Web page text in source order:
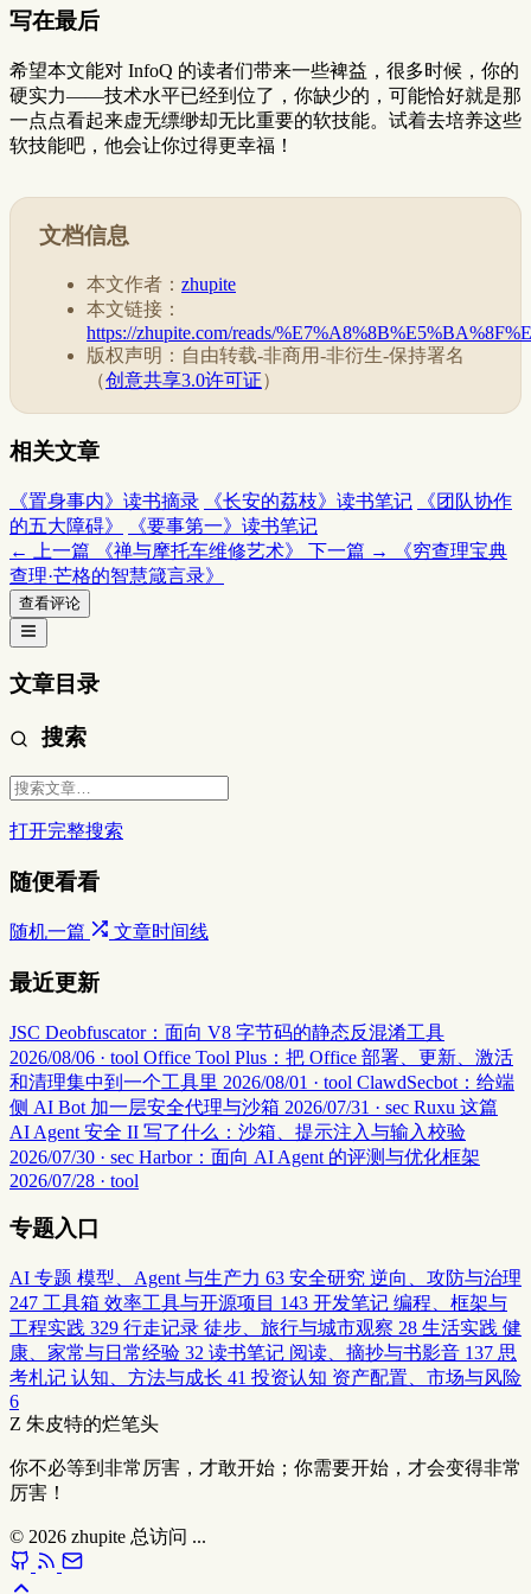
写在最后
希望本文能对 InfoQ 的读者们带来一些裨益，很多时候，你的
硬实力——技术水平已经到位了，你缺少的，可能恰好就是那
一点点看起来虚无缥缈却无比重要的软技能。试着去培养这些
软技能吧，他会让你过得更幸福！
文档信息
本文作者： zhupite
本文链接：
https://zhupite.com/reads/
版权声明：自由转载-非商用-非衍生-保持署名
（创意共享3.0许可证）
相关文章
《置身事内》读书摘录 《长安的荔枝》读书笔记
《团队协作
的五大障碍》
《要事第一》读书笔记
← 上一篇
《禅与摩托车维修艺术》 下一篇 →
《穷查理宝典
查理·芒格的智慧箴言录》
查看评论
文章目录
搜索
打开完整搜索
随便看看
随机一篇 文章时间线
最近更新
JSC Deobfuscator：面向 V8 字节码的静态反混淆工具
2026/08/06 · tool Office Tool Plus：把 Office 部署、更新、激活
和清理集中到一个工具里 2026/08/01 · tool ClawdSecbot：给端
侧 AI Bot 加一层安全代理与沙箱 2026/07/31 · sec Ruxu 这篇
AI Agent 安全 II 写了什么：沙箱、提示注入与输入校验
2026/07/30 · sec Harbor：面向 AI Agent 的评测与优化框架
2026/07/28 · tool
专题入口
AI 专题 模型、Agent 与生产力 63 安全研究 逆向、攻防与治理
247 工具箱 效率工具与开源项目 143 开发笔记 编程、框架与
工程实践 329 行走记录 徒步、旅行与城市观察 28 生活实践 健
康、家常与日常经验 32 读书笔记 阅读、摘抄与书影音 137 思
考札记 认知、方法与成长 41 投资认知 资产配置、市场与风险
6
Z 朱皮特的烂笔头
你不必等到非常厉害，才敢开始；你需要开始，才会变得非常
厉害！
© 2026 zhupite 总访问 ...